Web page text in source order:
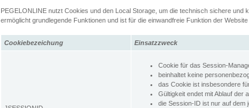
PEGELONLINE nutzt Cookies und den Local Storage, um die technisch sichere und
ermöglicht grundlegende Funktionen und ist für die einwandfreie Funktion der Website
Cookiebezeichung Einsatzzweck
Cookie für das Session-
beinhaltet keine
das Cookie ist insbesondere
Gültigkeit endet mit Ablauf der
die Session-ID ist nur auf dem